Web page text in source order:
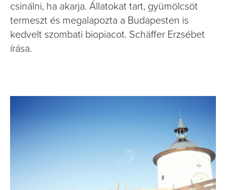
csinálni, ha akarja. Állatokat tart, gyümölcsöt
termeszt és megalapozta a Budapesten is
kedvelt szombati biopiacot. Schäffer Erzsébet
írása.